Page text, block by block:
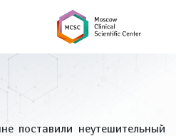
поставили неутешительный